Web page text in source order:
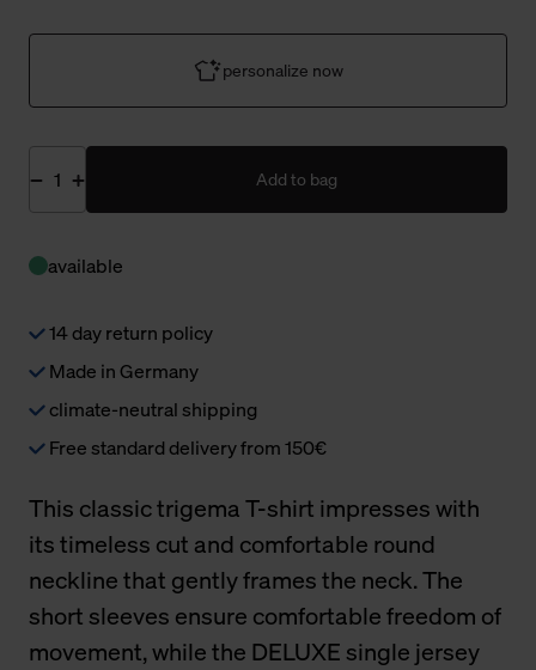
personalize now
Add to bag
available
14 day return policy
Made in Germany
climate-neutral shipping
Free standard delivery from 150€
This classic trigema T-shirt impresses with
its timeless cut and comfortable round
neckline that gently frames the neck. The
short sleeves ensure comfortable freedom of
movement, while the DELUXE single jersey